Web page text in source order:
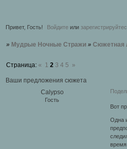
Привет, Гость! Войдите или
» Мудрые Ночные Стражи » Сюжетная
Ваши предложения сюжета
Страница: « 1 2 3 4 5 »
Calypso
Гость
Вот
Одна
время